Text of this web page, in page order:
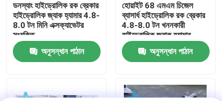
আমাদের সম্পর্কে
কারখানা ভ্রমণ
ডনস্যাং হাইড্রোলিক রক ব্রেকার
হাইড্রোলিক জ্যাক হ্যামার 4.8-
8.0 টন মিনি এক্সক্যাভেটর
সংযুক্তি
অনুসন্ধান পাঠান
হোয়াইট 68 এমএম চিজেল
ব্যাসার্ধ হাইড্রোলিক রক ব্রেকার
4.8-8.0 টন খননকারী
হাইড্রোলিক জ্যাক হ্যামার
অনুসন্ধান পাঠান